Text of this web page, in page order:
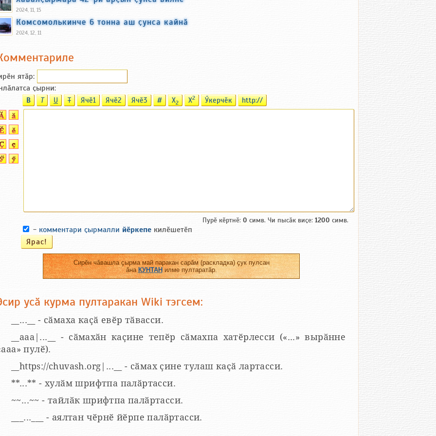
2024, 11, 15
Комсомолькинче 6 тонна аш ҫунса кайнӑ
2024, 12, 11
ятӑp:
ҫырни:
B T U T Ячӗ1 Ячӗ2 Ячӗ3 # X2 X2 Ӳкерчӗк http://
Пурӗ кӗртнӗ: 0 симв. Чи пысӑк виҫе: 1200 симв.
- комментари ҫырмалли йӗркепе килӗшетӗп
Сирӗн чӑвашла ҫырма май паракан сарӑм (раскладка) ҫук пулсан
ӑнаКУНТАНилме пултаратӑр.
усӑ курма пултаракан Wiki тэгсем:
__...__ - сӑмаха каҫӑ евӗр тӑвасси.
__aaa|...__ - сӑмахӑн каҫине тепӗр сӑмахпа хатӗрлесси («...» вырӑнне
пулӗ).
__https://chuvash.org|...__ - сӑмах ҫине тулаш каҫӑ лартасси.
**...** - хулӑм шрифтпа палӑртасси.
~~...~~ - тайлӑк шрифтпа палӑртасси.
___...___ - аялтан чӗрнӗ йӗрпе палӑртасси.